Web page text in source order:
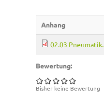
Anhang
02.03
Bewertung:
Bisher keine Bewertung